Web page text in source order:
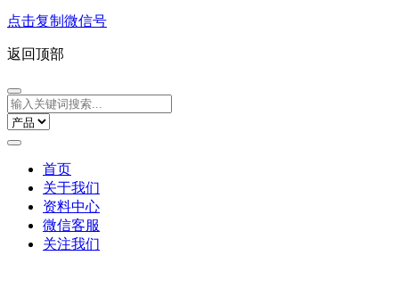
点击复制微信号
返回顶部
首页
关于我们
资料中心
微信客服
关注我们